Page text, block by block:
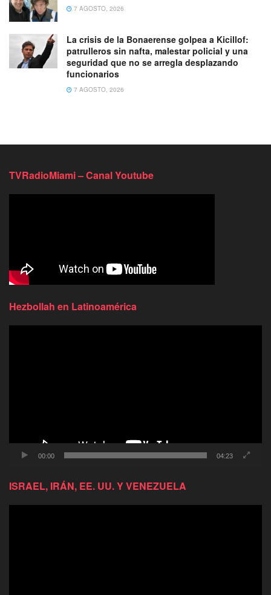
7 AGOSTO, 2026
La crisis de la Bonaerense golpea a Kicillof:
patrulleros sin nafta, malestar policial y una
seguridad que no se arregla desplazando
funcionarios
7 AGOSTO, 2026
TVRadioMiami – Canal Youtube
Hezbollah en Latinoamérica
00:00 04:23
ISRAEL, IRÁN, EE. UU. Y VENEZUELA